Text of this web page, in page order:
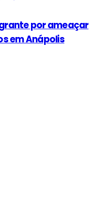
por ameaçar
em Anápolis